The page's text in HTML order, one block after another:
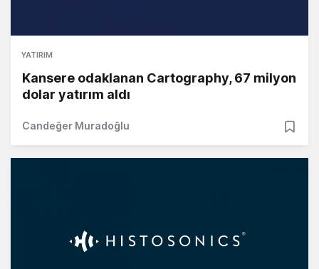
YATIRIM
Kansere odaklanan Cartography, 67 milyon
dolar yatırım aldı
Candeğer Muradoğlu